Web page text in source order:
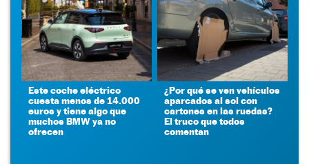
Este coche eléctrico
cuesta menos de 14.000
euros y tiene algo que
muchos BMW ya no
ofrecen
¿Por qué se ven vehículos
aparcados al sol con
cartones en las ruedas?
El truco que todos
comentan